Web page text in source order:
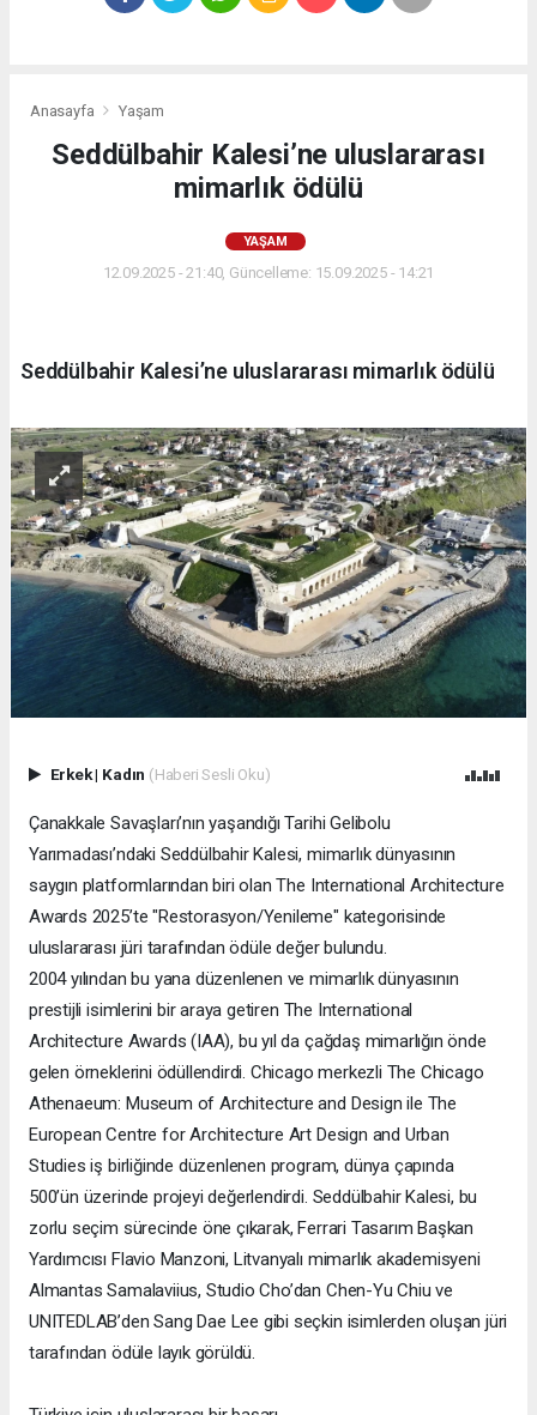
Anasayfa Yaşam
Seddülbahir Kalesi’ne uluslararası
mimarlık ödülü
YAŞAM
12.09.2025 - 21:40, Güncelleme: 15.09.2025 - 14:21
Seddülbahir Kalesi’ne uluslararası mimarlık ödülü
Erkek| Kadın (Haberi Sesli Oku)
Çanakkale Savaşları’nın yaşandığı Tarihi Gelibolu
Yarımadası’ndaki Seddülbahir Kalesi, mimarlık dünyasının
saygın platformlarından biri olan The International Architecture
Awards 2025’te "Restorasyon/Yenileme" kategorisinde
uluslararası jüri tarafından ödüle değer bulundu.
2004 yılından bu yana düzenlenen ve mimarlık dünyasının
prestijli isimlerini bir araya getiren The International
Architecture Awards (IAA), bu yıl da çağdaş mimarlığın önde
gelen örneklerini ödüllendirdi. Chicago merkezli The Chicago
Athenaeum: Museum of Architecture and Design ile The
European Centre for Architecture Art Design and Urban
Studies iş birliğinde düzenlenen program, dünya çapında
500’ün üzerinde projeyi değerlendirdi. Seddülbahir Kalesi, bu
zorlu seçim sürecinde öne çıkarak, Ferrari Tasarım Başkan
Yardımcısı Flavio Manzoni, Litvanyalı mimarlık akademisyeni
Almantas Samalaviius, Studio Cho’dan Chen-Yu Chiu ve
UNITEDLAB’den Sang Dae Lee gibi seçkin isimlerden oluşan jüri
tarafından ödüle layık görüldü.